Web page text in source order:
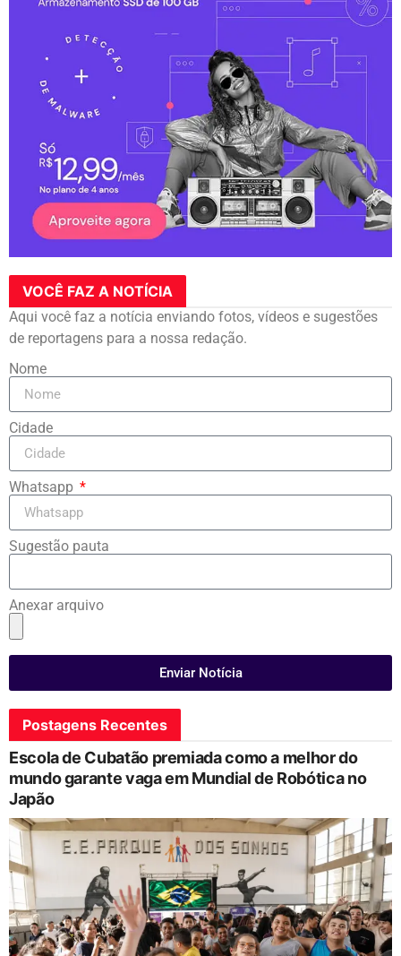
VOCÊ FAZ A NOTÍCIA
Aqui você faz a notícia enviando fotos, vídeos e sugestões
de reportagens para a nossa redação.
Nome
Cidade
Whatsapp
Sugestão pauta
Anexar arquivo
Enviar Notícia
Postagens Recentes
Escola de Cubatão premiada como a melhor do
mundo garante vaga em Mundial de Robótica no
Japão